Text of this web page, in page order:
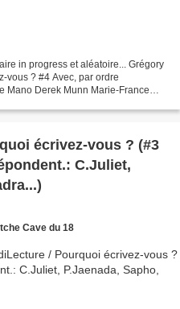
in progress et aléatoire... Grégory
vous ? #4 Avec, par ordre
Mano Derek Munn Marie-France
écrivez-vous ? (#3
C.Juliet,
Cave du 18